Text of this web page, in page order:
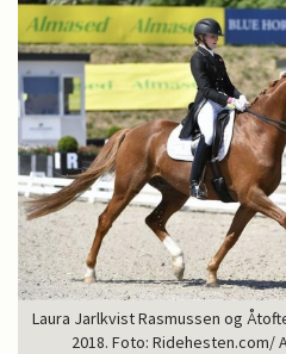
Laura Jarlkvist Rasmussen og
2018. Foto: